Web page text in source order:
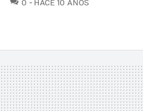
0 HACE 10 AÑOS